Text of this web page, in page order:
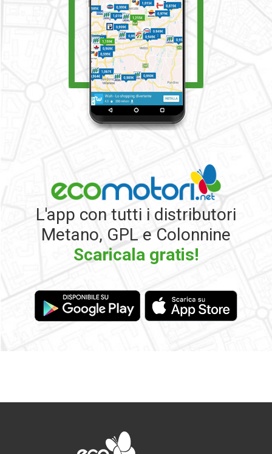
L'app con tutti i distributori
Metano, GPL e Colonnine
Scaricala gratis!